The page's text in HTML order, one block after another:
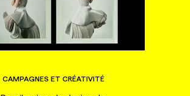
CAMPAGNES ET CRÉATIVITÉ